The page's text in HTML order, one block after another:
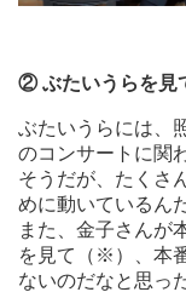
②ぶたいうらを見
ぶたいうらには、
のコンサートに関
そうだが、たくさ
めに動いているん
また、金子さんが
を見て（※）、本
ないのだなと思っ